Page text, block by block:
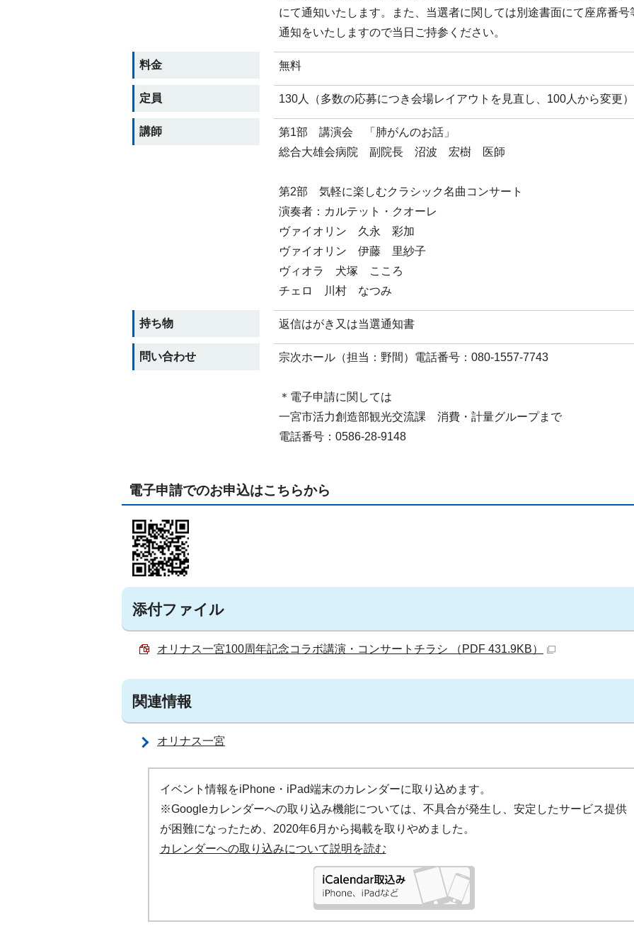
にて通知いたします。また、当選者に関しては別途書面にて座席番号
通知をいたしますので当日ご持参ください。
料金 無料
定員 130人（多数の応募につき会場レイアウトを見直し、100人から変更）
講師
第1部 講演会 「肺がんのお話」
総合大雄会病院 副院長 沼波 宏樹 医師
第2部 気軽に楽しむクラシック名曲コンサート
演奏者：カルテット・クオーレ
ヴァイオリン 久永 彩加
ヴァイオリン 伊藤 里紗子
ヴィオラ 犬塚 こころ
チェロ 川村 なつみ
持ち物 返信はがき又は当選通知書
問い合わせ 宗次ホール（担当：野間）電話番号：080-1557-7743
＊電子申請に関しては
一宮市活力創造部観光交流課 消費・計量グループまで
電話番号：0586-28-9148
電子申請でのお申込はこちらから
添付ファイル
オリナス一宮100周年記念コラボ講演・コンサートチラシ （PDF 431.9KB）
関連情報
オリナス一宮
イベント情報をiPhone・iPad端末のカレンダーに取り込めます。
※Googleカレンダーへの取り込み機能については、不具合が発生し、安定したサービス提供
が困難になったため、2020年6月から掲載を取りやめました。
カレンダーへの取り込みについて説明を読む